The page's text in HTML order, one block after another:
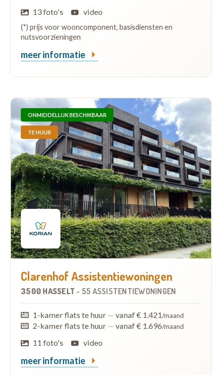
13 foto's video
(*) prijs voor wooncomponent, basisdiensten en
nutsvoorzieningen
meer informatie
ONMIDDELLIJK BESCHIKBAAR
TE HUUR
Clarenhof Assistentiewoningen
3500 HASSELT - 55 ASSISTENTIEWONINGEN
1-kamer flats te huur — vanaf € 1.421/maand
2-kamer flats te huur — vanaf € 1.696/maand
11 foto's video
meer informatie